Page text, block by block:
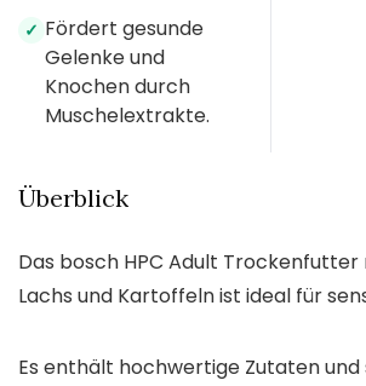
✓ Fördert gesunde
Gelenke und
Knochen durch
Muschelextrakte.
Überblick
Das bosch HPC Adult
Lachs und Kartoffeln ist ideal für
Es enthält hochwertige Zutaten